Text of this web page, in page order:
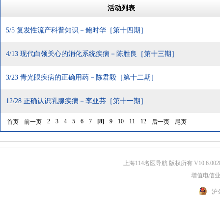
活动列表
5/5 复发性流产科普知识－鲍时华［第十四期］
4/13 现代白领关心的消化系统疾病－陈胜良［第十三期］
3/23 青光眼疾病的正确用药－陈君毅［第十二期］
12/28 正确认识乳腺疾病－李亚芬［第十一期］
首页 前一页 2 3 4 5 6 7 [8] 9 10 11 12 后一页 尾页
上海114名医导航 版权所有
增值电信
沪